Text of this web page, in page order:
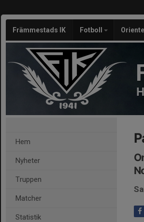
Främmestads IK Fotboll
Hem
Nyheter
Truppen
Matcher
Statistik